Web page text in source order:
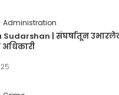
Administration
Sudarshan | संघर्षातून
अधिकारी